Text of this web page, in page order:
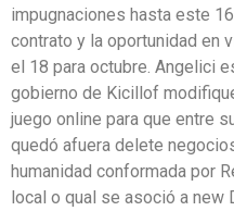
impugnaciones hasta este
contrato y la oportunidad en
el 18 para octubre. Angelici
gobierno de Kicillof
juego online para que entre
quedó afuera delete
humanidad conformada por
local o qual se asoció a new